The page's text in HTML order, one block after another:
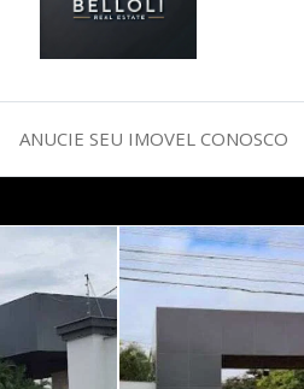
ANUCIE SEU IMOVEL CONOSCO